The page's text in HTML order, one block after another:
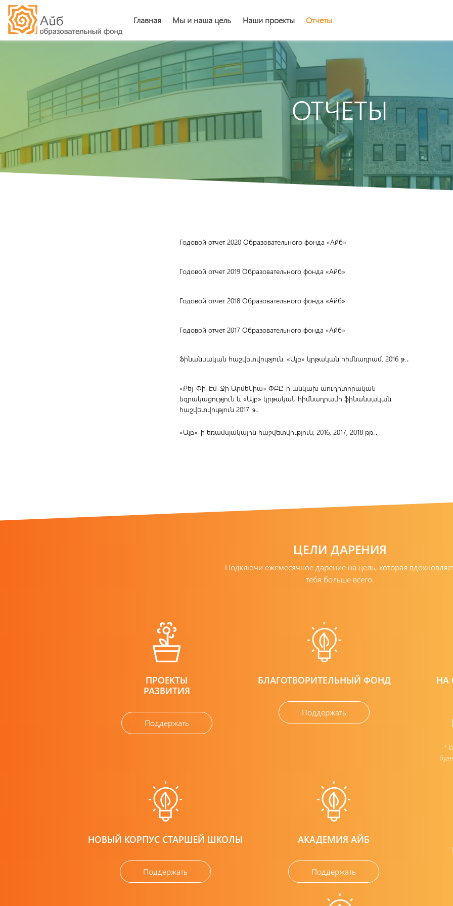
Главная Мы и наша цель Наши проекты Отчеты
ОТЧЕТЫ
Годовой отчет 2020 Образовательного фонда «Айб»
Годовой отчет 2019 Образовательного фонда «Айб»
Годовой отчет 2018 Образовательного фонда «Айб»
Годовой отчет 2017 Образовательного фонда «Айб»
Ֆինանսական հաշվետվություն. «Այբ» կրթական հիմնադրամ. 2016 թ.․
«Քեյ-Փի-Էմ-Ջի Արմենիա» ՓԲԸ-ի անկախ աուդիտորական
եզրակացություն և «Այբ» կրթական հիմնադրամի ֆինանսական
հաշվետվություն 2017 թ․
«Այբ»-ի եռամսյակային հաշվետվություն, 2016, 2017, 2018 թթ.․
ЦЕЛИ ДАРЕНИЯ
Подключи ежемесячное дарение на цель, которая
тебя больше всего.
ПРОЕКТЫ
РАЗВИТИЯ
Поддержать
БЛАГОТВОРИТЕЛЬНЫЙ ФОНД
Поддержать
НА
*
НОВЫЙ КОРПУС СТАРШЕЙ ШКОЛЫ
Поддержать
АКАДЕМИЯ АЙБ
Поддержать